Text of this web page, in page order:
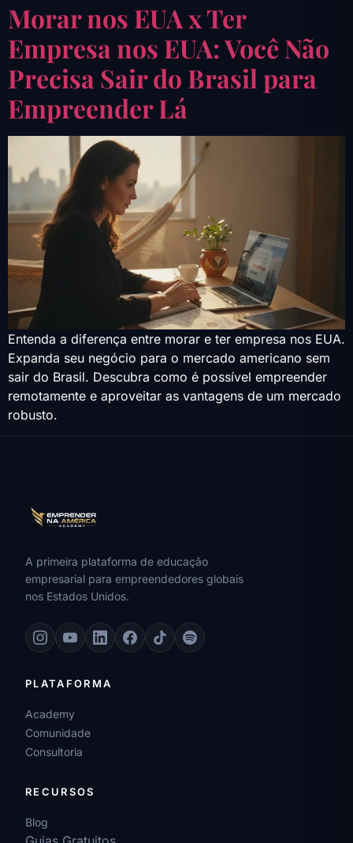
Morar nos EUA x Ter
Empresa nos EUA: Você Não
Precisa Sair do Brasil para
Empreender Lá
Entenda a diferença entre morar e ter empresa nos EUA.
Expanda seu negócio para o mercado americano sem
sair do Brasil. Descubra como é possível empreender
remotamente e aproveitar as vantagens de um mercado
robusto.
A primeira plataforma de educação
empresarial para empreendedores globais
nos Estados Unidos.
PLATAFORMA
Academy
Comunidade
Consultoria
RECURSOS
Blog